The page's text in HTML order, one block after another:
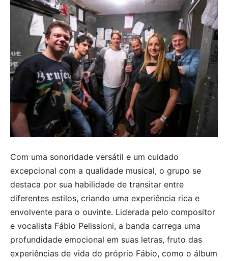
Com uma sonoridade versátil e um cuidado
excepcional com a qualidade musical, o grupo se
destaca por sua habilidade de transitar entre
diferentes estilos, criando uma experiência rica e
envolvente para o ouvinte. Liderada pelo compositor
e vocalista Fábio Pelissioni, a banda carrega uma
profundidade emocional em suas letras, fruto das
experiências de vida do próprio Fábio, como o álbum